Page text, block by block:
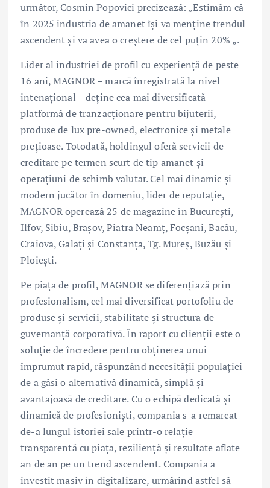
următor, Cosmin Popovici precizează: „Estimăm că
în 2025 industria de amanet își va menține trendul
ascendent și va avea o creștere de cel puțin 20% „.
Lider al industriei de profil cu experiență de peste
16 ani, MAGNOR – marcă înregistrată la nivel
intenațional – deține cea mai diversificată
platformă de tranzacționare pentru bijuterii,
produse de lux pre-owned, electronice și metale
prețioase. Totodată, holdingul oferă servicii de
creditare pe termen scurt de tip amanet și
operațiuni de schimb valutar. Cel mai dinamic și
modern jucător în domeniu, lider de reputație,
MAGNOR operează 25 de magazine în Bucureşti,
Ilfov, Sibiu, Braşov, Piatra Neamţ, Focşani, Bacău,
Craiova, Galaţi şi Constanţa, Tg. Mureş, Buzău și
Ploieşti.
Pe piața de profil, MAGNOR se diferențiază prin
profesionalism, cel mai diversificat portofoliu de
produse și servicii, stabilitate și structura de
guvernanță corporativă. În raport cu clienții este o
soluţie de încredere pentru obţinerea unui
împrumut rapid, răspunzând necesității populației
de a găsi o alternativă dinamică, simplă și
avantajoasă de creditare. Cu o echipă dedicată și
dinamică de profesioniști, compania s-a remarcat
de-a lungul istoriei sale printr-o relație
transparentă cu piața, reziliență și rezultate aflate
an de an pe un trend ascendent. Compania a
investit masiv în digitalizare, urmărind astfel să